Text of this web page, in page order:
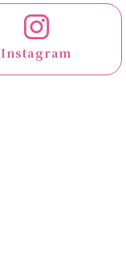
Instagram